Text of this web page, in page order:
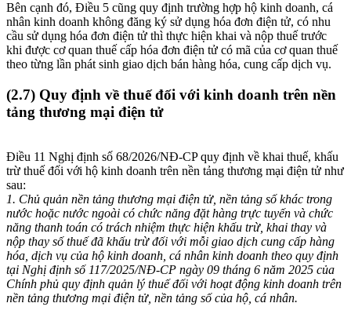
Bên cạnh đó, Điều 5 cũng quy định trường hợp hộ kinh doanh, cá
nhân kinh doanh không đăng ký sử dụng hóa đơn điện tử, có nhu
cầu sử dụng hóa đơn điện tử thì thực hiện khai và nộp thuế trước
khi được cơ quan thuế cấp hóa đơn điện tử có mã của cơ quan thuế
theo từng lần phát sinh giao dịch bán hàng hóa, cung cấp dịch vụ.
(2.7) Quy định về thuế đối với kinh doanh trên nền
tảng thương mại điện tử
Điều 11 Nghị định số 68/2026/NĐ-CP quy định về khai thuế, khấu
trừ thuế đối với hộ kinh doanh trên nền tảng thương mại điện tử như
sau:
1. Chủ quản nền tảng thương mại điện tử, nền tảng số khác trong
nước hoặc nước ngoài có chức năng đặt hàng trực tuyến và chức
năng thanh toán có trách nhiệm thực hiện khấu trừ, khai thay và
nộp thay số thuế đã khấu trừ đối với mỗi giao dịch cung cấp hàng
hóa, dịch vụ của hộ kinh doanh, cá nhân kinh doanh theo quy định
tại Nghị định số 117/2025/NĐ-CP ngày 09 tháng 6 năm 2025 của
Chính phủ quy định quản lý thuế đối với hoạt động kinh doanh trên
nền tảng thương mại điện tử, nền tảng số của hộ, cá nhân.